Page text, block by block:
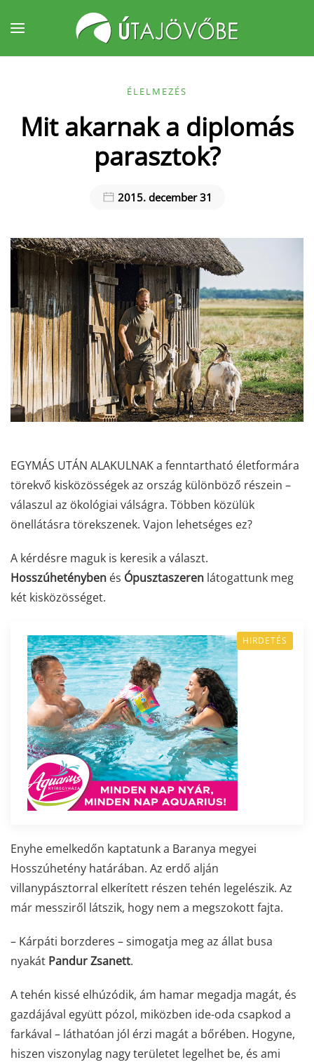
Fő tartalom átugrása
ÉLELMEZÉS
Mit akarnak a diplomás
parasztok?
2015. december 31
EGYMÁS UTÁN ALAKULNAK a fenntartható életformára
törekvő kisközösségek az ország különböző részein –
válaszul az ökológiai válságra. Többen közülük
önellátásra törekszenek. Vajon lehetséges ez?
A kérdésre maguk is keresik a választ.
Hosszúhetényben és Ópusztaszeren látogattunk meg
két kisközösséget.
HIRDETÉS
Enyhe emelkedőn kaptatunk a Baranya megyei
Hosszúhetény határában. Az erdő alján
villanypásztorral elkerített részen tehén legelészik. Az
már messziről látszik, hogy nem a megszokott fajta.
– Kárpáti borzderes – simogatja meg az állat busa
nyakát Pandur Zsanett.
A tehén kissé elhúzódik, ám hamar megadja magát, és
gazdájával együtt pózol, miközben ide-oda csapkod a
farkával – láthatóan jól érzi magát a bőrében. Hogyne,
hiszen viszonylag nagy területet legelhet be, és ami